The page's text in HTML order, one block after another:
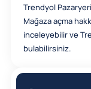
Trendyol
Mağaza açma
inceleyebilir ve
bulabilirsiniz.